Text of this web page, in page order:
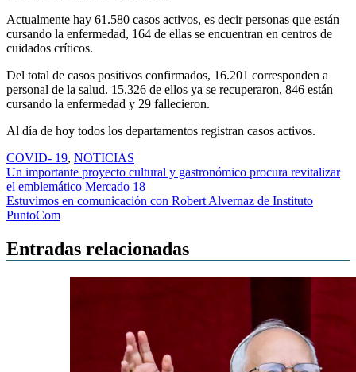
Actualmente hay 61.580 casos activos, es decir personas que están
cursando la enfermedad, 164 de ellas se encuentran en centros de
cuidados críticos.
Del total de casos positivos confirmados, 16.201 corresponden a
personal de la salud. 15.326 de ellos ya se recuperaron, 846 están
cursando la enfermedad y 29 fallecieron.
Al día de hoy todos los departamentos registran casos activos.
COVID- 19, NOTICIAS
Navegación
de
entradas
Un importante proyecto cultural y gastronómico procura revitalizar
el emblemático Mercado 18
Estuvimos en comunicación con Robert Alvernaz de Instituto
PuntoCom
Entradas relacionadas